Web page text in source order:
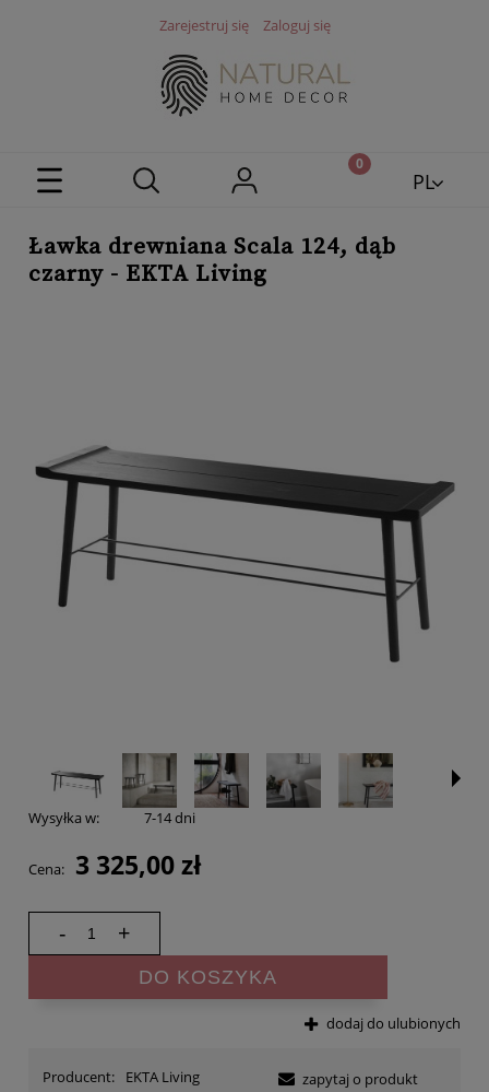
Zarejestruj się Zaloguj się
PL
Ławka drewniana Scala 124, dąb
czarny - EKTA Living
Wysyłka w: 7-14 dni
Cena: 3 325,00 zł
- +
DO KOSZYKA
dodaj do ulubionych
Producent:
EKTA Living
zapytaj o produkt